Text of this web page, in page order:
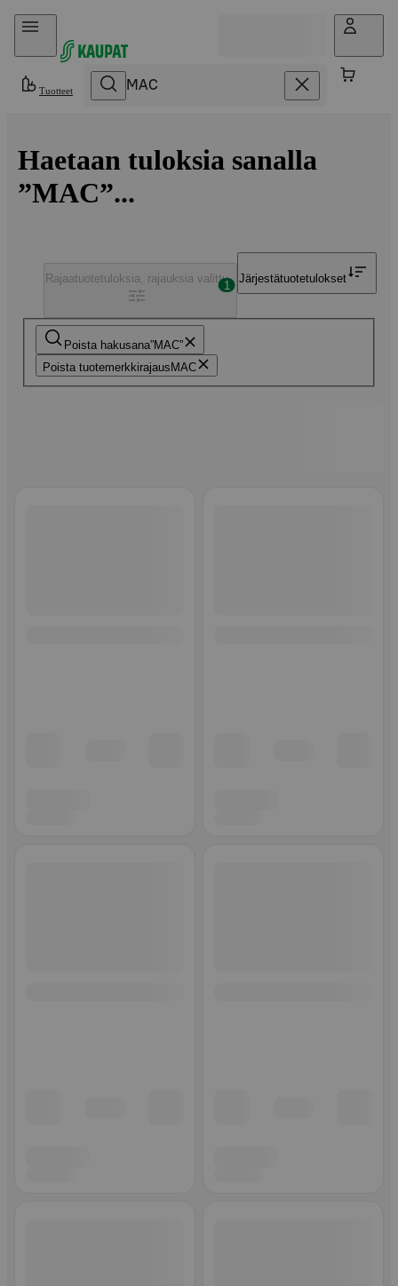
Hyppää sisältöön
Tuotteet
Haetaan tuloksia sanalla
”MAC”...
Poista hakusana MAC
Poista tuotemerkkirajaus MAC
Rajaatuotetuloksia, rajauksia valittu
1
Järjestätuotetulokset